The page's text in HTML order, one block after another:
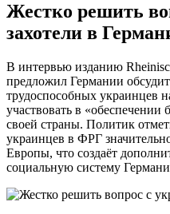
Жестко решить
захотели в
В интервью изданию
предложил Германии
трудоспособных украинцев
участвовать в «обеспечении
своей страны. Политик
украинцев в ФРГ
Европы, что создаёт
социальную систему